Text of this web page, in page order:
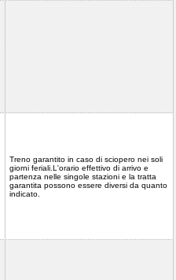
Treno garantito in caso di sciopero nei soli
giorni feriali.L'orario effettivo di arrivo e
partenza nelle singole stazioni e la tratta
garantita possono essere diversi da quanto
indicato.